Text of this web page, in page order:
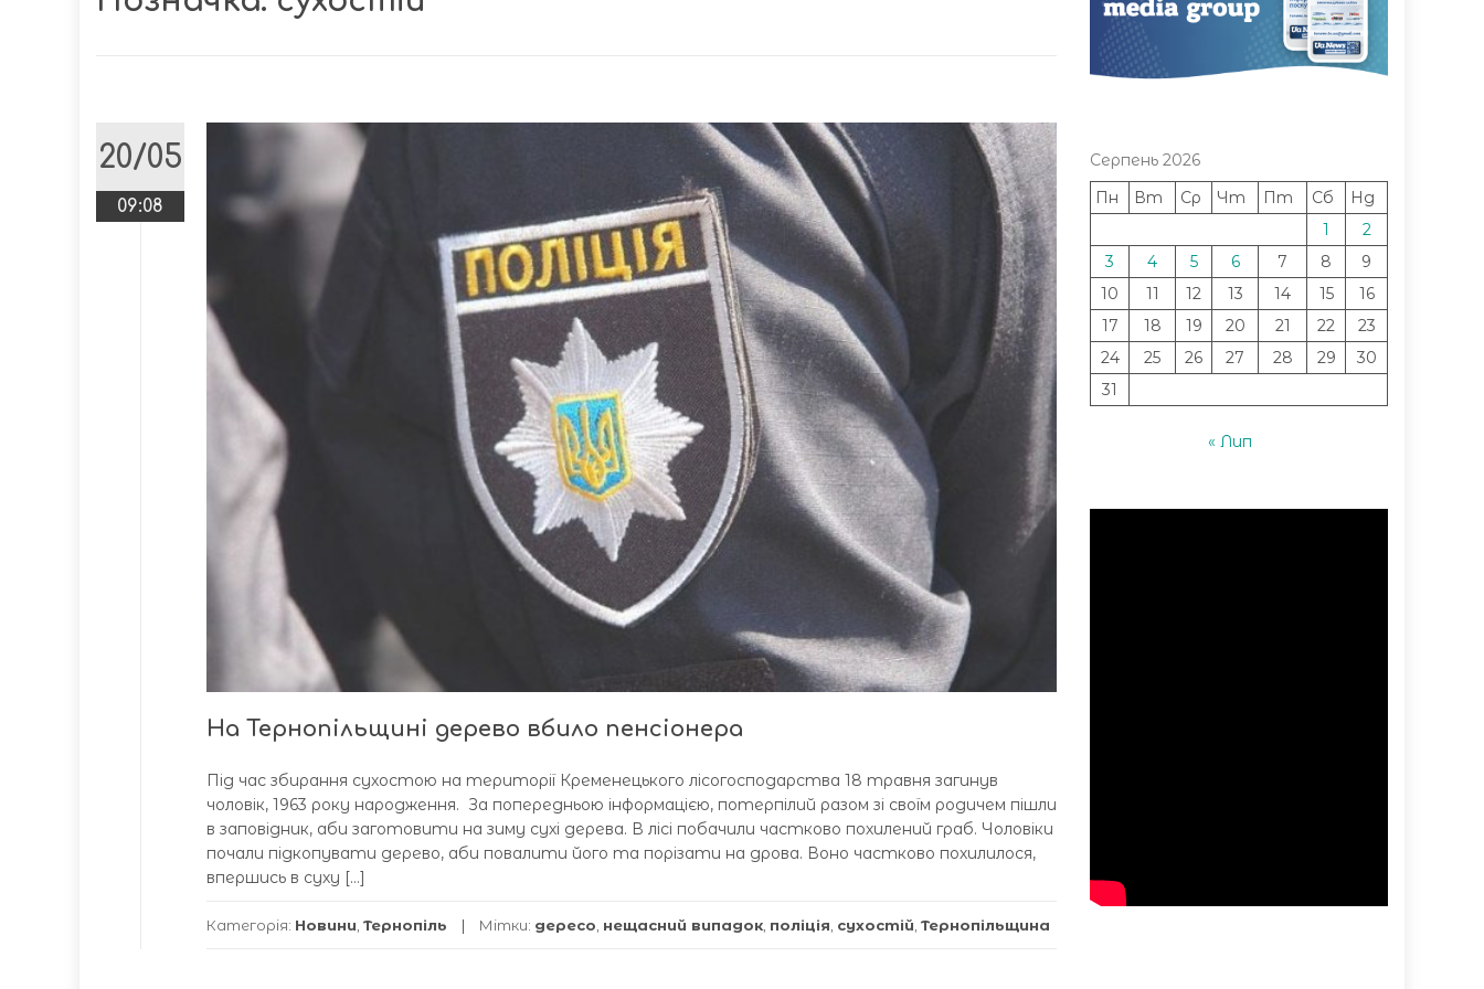
20/05
09:08
На Тернопільщині дерево вбило пенсіонера
Під час збирання сухостою на території Кременецького лісогосподарства 18 травня загинув
чоловік, 1963 року народження. За попередньою інформацією, потерпілий разом зі своїм родичем пішли
в заповідник, аби заготовити на зиму сухі дерева. В лісі побачили частково похилений граб. Чоловіки
почали підкопувати дерево, аби повалити його та порізати на дрова. Воно частково похилилося,
впершись в суху […]
Категорія: Новини Тернопіль Мітки: дересо нещасний випадок поліція сухостій Тернопільщина
Серпень 2026
Пн
Вт Ср Чт Пт Сб
Нд
1
2
3
4 5 6 7 8
9
10
11 12 13 14 15
16
17
18 19 20 21 22
23
24
25 26 27 28 29
30
31
« Лип